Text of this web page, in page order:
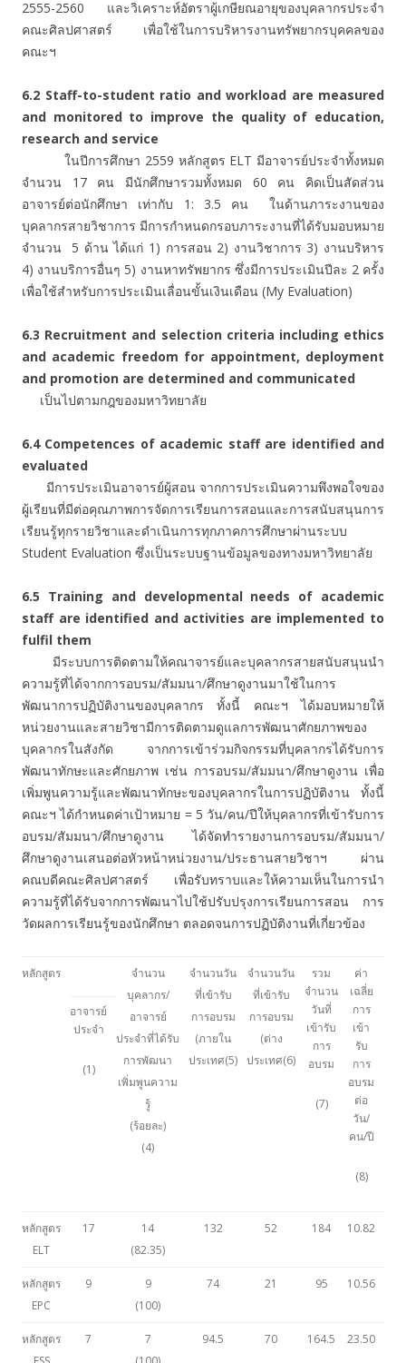
2555-2560 และวิเคราะห์อัตราผู้เกษียณอายุของบุคลากรประจำ
คณะศิลปศาสตร์ เพื่อใช้ในการบริหารงานทรัพยากรบุคคลของ
คณะฯ
6.2 Staff-to-student ratio and workload are measured
and monitored to improve the quality of education,
research and service
ในปีการศึกษา 2559 หลักสูตร ELT มีอาจารย์ประจำทั้งหมด
จำนวน 17 คน มีนักศึกษารวมทั้งหมด 60 คน คิดเป็นสัดส่วน
อาจารย์ต่อนักศึกษา เท่ากับ 1: 3.5 คน ในด้านภาระงานของ
บุคลากรสายวิชาการ มีการกำหนดกรอบภาระงานที่ได้รับมอบหมาย
จำนวน 5 ด้าน ได้แก่ 1) การสอน 2) งานวิชาการ 3) งานบริหาร
4) งานบริการอื่นๆ 5) งานหาทรัพยากร ซึ่งมีการประเมินปีละ 2 ครั้ง
เพื่อใช้สำหรับการประเมินเลื่อนขั้นเงินเดือน (My Evaluation)
6.3 Recruitment and selection criteria including ethics
and academic freedom for appointment, deployment
and promotion are determined and communicated
เป็นไปตามกฎของมหาวิทยาลัย
6.4 Competences of academic staff are identified and
evaluated
มีการประเมินอาจารย์ผู้สอน จากการประเมินความพึงพอใจของ
ผู้เรียนที่มีต่อคุณภาพการจัดการเรียนการสอนและการสนับสนุนการ
เรียนรู้ทุกรายวิชาและดำเนินการทุกภาคการศึกษาผ่านระบบ
Student Evaluation ซึ่งเป็นระบบฐานข้อมูลของทางมหาวิทยาลัย
6.5 Training and developmental needs of academic
staff are identified and activities are implemented to
fulfil them
มีระบบการติดตามให้คณาจารย์และบุคลากรสายสนับสนุนนำ
ความรู้ที่ได้จากการอบรม/สัมมนา/ศึกษาดูงานมาใช้ในการ
พัฒนาการปฏิบัติงานของบุคลากร ทั้งนี้ คณะฯ ได้มอบหมายให้
หน่วยงานและสายวิชามีการติดตามดูแลการพัฒนาศักยภาพของ
บุคลากรในสังกัด จากการเข้าร่วมกิจกรรมที่บุคลากรได้รับการ
พัฒนาทักษะและศักยภาพ เช่น การอบรม/สัมมนา/ศึกษาดูงาน เพื่อ
เพิ่มพูนความรู้และพัฒนาทักษะของบุคลากรในการปฏิบัติงาน ทั้งนี้
คณะฯ ได้กำหนดค่าเป้าหมาย = 5 วัน/คน/ปีให้บุคลากรที่เข้ารับการ
อบรม/สัมมนา/ศึกษาดูงาน ได้จัดทำรายงานการอบรม/สัมมนา/
ศึกษาดูงานเสนอต่อหัวหน้าหน่วยงาน/ประธานสายวิชาฯ ผ่าน
คณบดีคณะศิลปศาสตร์ เพื่อรับทราบและให้ความเห็นในการนำ
ความรู้ที่ได้รับจากการพัฒนาไปใช้ปรับปรุงการเรียนการสอน การ
วัดผลการเรียนรู้ของนักศึกษา ตลอดจนการปฏิบัติงานที่เกี่ยวข้อง
หลักสูตร
จำนวน
บุคลากร/
อาจารย์
ประจำที่ได้รับ
การพัฒนา
เพิ่มพูนความ
รู้
(ร้อยละ)
(4)
จำนวนวัน
ที่เข้ารับ
การอบรม
(ภายใน
ประเทศ(5)
จำนวนวัน
ที่เข้ารับ
การอบรม
(ต่าง
ประเทศ(6)
รวม
จำนวน
วันที่
เข้ารับ
การ
อบรม
(7)
ค่า
เฉลี่ย
การ
เข้า
รับ
การ
อบรม
ต่อ
วัน/
คน/ปี
(8)
อาจารย์
ประจำ
(1)
หลักสูตร
ELT
17
14
(82.35)
132 52 184 10.82
หลักสูตร
EPC
9
9
(100)
74 21 95 10.56
หลักสูตร
7
7
94.5 70 164.5 23.50